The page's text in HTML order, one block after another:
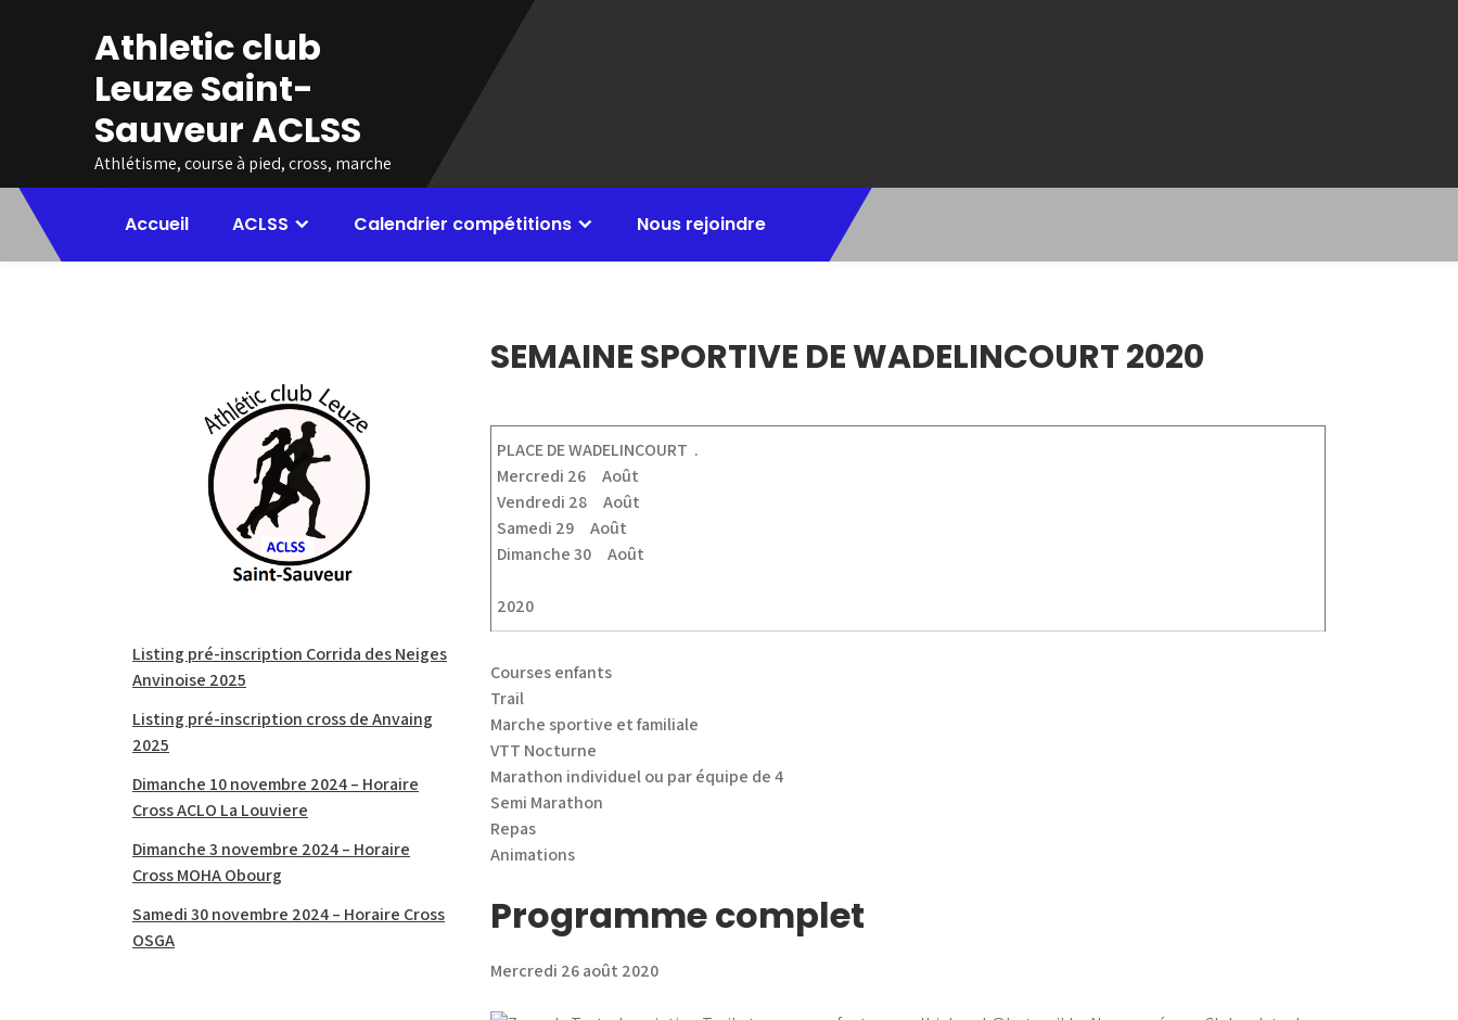
Athletic club
Leuze Saint-
Sauveur ACLSS
Athlétisme, course à pied, cross, marche
Accueil ACLSS Calendrier compétitions Nous rejoindre
SEMAINE SPORTIVE DE WADELINCOURT 2020
PLACE DE WADELINCOURT .
Mercredi 26 Août
Vendredi 28 Août
Samedi 29 Août
Dimanche 30 Août
2020
Courses enfants
Trail
Marche sportive et familiale
VTT Nocturne
Marathon individuel ou par équipe de 4
Semi Marathon
Repas
Animations
Programme complet
Mercredi 26 août 2020
Listing pré-inscription Corrida des Neiges
Anvinoise 2025
Listing pré-inscription cross de Anvaing
2025
Dimanche 10 novembre 2024 – Horaire
Cross ACLO La Louviere
Dimanche 3 novembre 2024 – Horaire
Cross MOHA Obourg
Samedi 30 novembre 2024 – Horaire Cross
OSGA